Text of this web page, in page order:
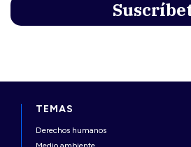
TEMAS
Derechos humanos